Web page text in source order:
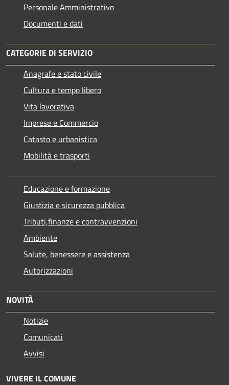
Personale Amministrativo
Documenti e dati
CATEGORIE DI SERVIZIO
Anagrafe e stato civile
Cultura e tempo libero
Vita lavorativa
Imprese e Commercio
Catasto e urbanistica
Mobilità e trasporti
Educazione e formazione
Giustizia e sicurezza pubblica
Tributi,finanze e contravvenzioni
Ambiente
Salute, benessere e assistenza
Autorizzazioni
NOVITÀ
Notizie
Comunicati
Avvisi
VIVERE IL COMUNE